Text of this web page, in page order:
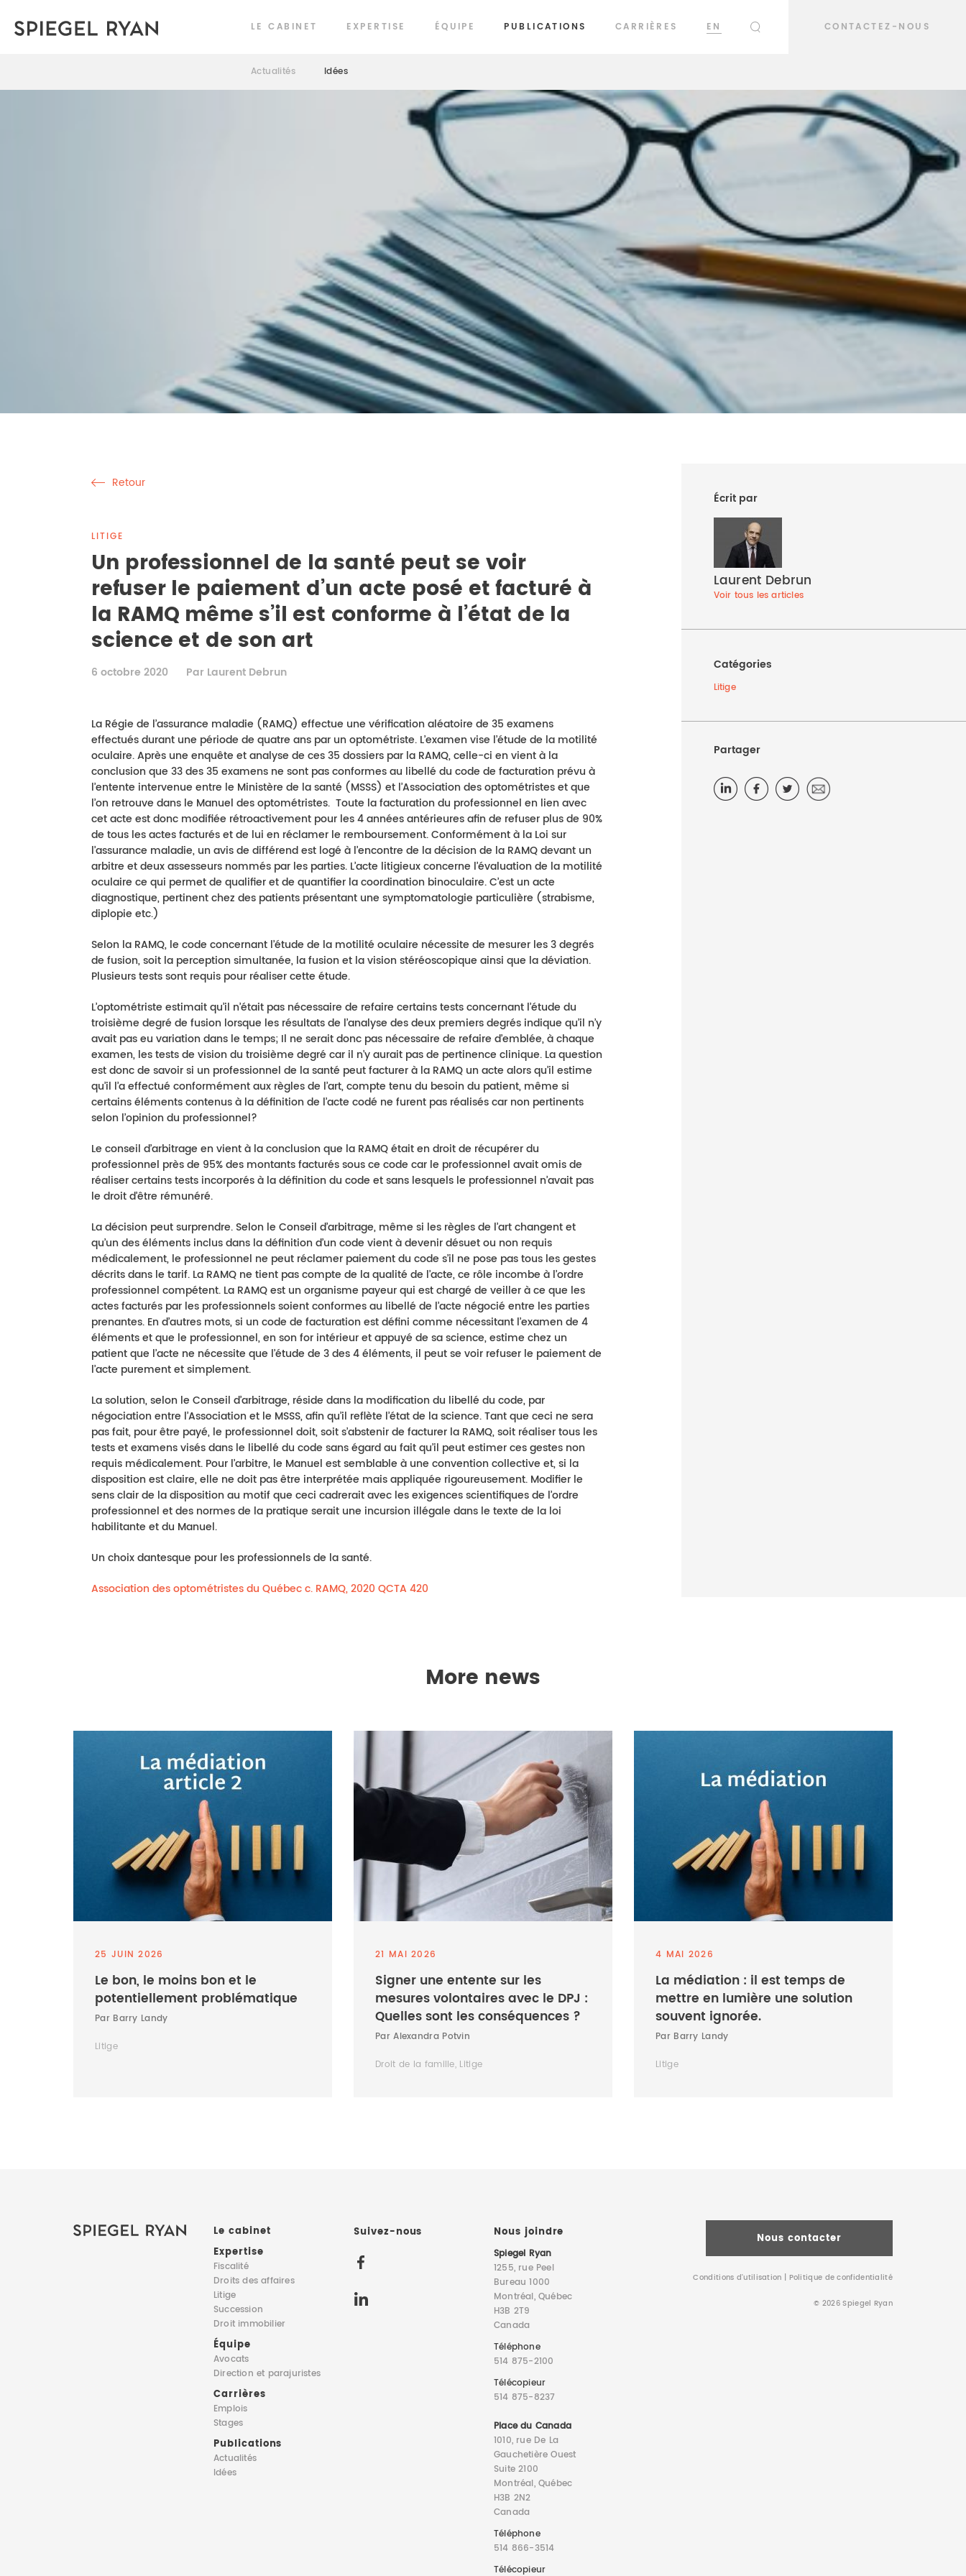
LE CABINET EXPERTISE ÉQUIPE PUBLICATIONS CARRIÈRES
EN
CONTACTEZ-NOUS
Actualités Idées
Écrit par
Laurent Debrun
Voir tous les articles
Catégories
Litige
Partager
Retour
LITIGE
Un professionnel de la santé peut se voir
refuser le paiement d’un acte posé et facturé à
la RAMQ même s’il est conforme à l’état de la
science et de son art
6 octobre 2020 Par Laurent Debrun
La Régie de l’assurance maladie (RAMQ) effectue une vérification aléatoire de 35 examens
effectués durant une période de quatre ans par un optométriste. L’examen vise l’étude de la motilité
oculaire. Après une enquête et analyse de ces 35 dossiers par la RAMQ, celle-ci en vient à la
conclusion que 33 des 35 examens ne sont pas conformes au libellé du code de facturation prévu à
l’entente intervenue entre le Ministère de la santé (MSSS) et l’Association des optométristes et que
l’on retrouve dans le Manuel des optométristes. Toute la facturation du professionnel en lien avec
cet acte est donc modifiée rétroactivement pour les 4 années antérieures afin de refuser plus de 90%
de tous les actes facturés et de lui en réclamer le remboursement. Conformément à la Loi sur
l’assurance maladie, un avis de différend est logé à l’encontre de la décision de la RAMQ devant un
arbitre et deux assesseurs nommés par les parties. L’acte litigieux concerne l’évaluation de la motilité
oculaire ce qui permet de qualifier et de quantifier la coordination binoculaire. C’est un acte
diagnostique, pertinent chez des patients présentant une symptomatologie particulière (strabisme,
diplopie etc.)
Selon la RAMQ, le code concernant l’étude de la motilité oculaire nécessite de mesurer les 3 degrés
de fusion, soit la perception simultanée, la fusion et la vision stéréoscopique ainsi que la déviation.
Plusieurs tests sont requis pour réaliser cette étude.
L’optométriste estimait qu’il n’était pas nécessaire de refaire certains tests concernant l’étude du
troisième degré de fusion lorsque les résultats de l’analyse des deux premiers degrés indique qu’il n’y
avait pas eu variation dans le temps; Il ne serait donc pas nécessaire de refaire d’emblée, à chaque
examen, les tests de vision du troisième degré car il n’y aurait pas de pertinence clinique. La question
est donc de savoir si un professionnel de la santé peut facturer à la RAMQ un acte alors qu’il estime
qu’il l’a effectué conformément aux règles de l’art, compte tenu du besoin du patient, même si
certains éléments contenus à la définition de l’acte codé ne furent pas réalisés car non pertinents
selon l’opinion du professionnel?
Le conseil d’arbitrage en vient à la conclusion que la RAMQ était en droit de récupérer du
professionnel près de 95% des montants facturés sous ce code car le professionnel avait omis de
réaliser certains tests incorporés à la définition du code et sans lesquels le professionnel n’avait pas
le droit d’être rémunéré.
La décision peut surprendre. Selon le Conseil d’arbitrage, même si les règles de l’art changent et
qu’un des éléments inclus dans la définition d’un code vient à devenir désuet ou non requis
médicalement, le professionnel ne peut réclamer paiement du code s’il ne pose pas tous les gestes
décrits dans le tarif. La RAMQ ne tient pas compte de la qualité de l’acte, ce rôle incombe à l’ordre
professionnel compétent. La RAMQ est un organisme payeur qui est chargé de veiller à ce que les
actes facturés par les professionnels soient conformes au libellé de l’acte négocié entre les parties
prenantes. En d’autres mots, si un code de facturation est défini comme nécessitant l’examen de 4
éléments et que le professionnel, en son for intérieur et appuyé de sa science, estime chez un
patient que l’acte ne nécessite que l’étude de 3 des 4 éléments, il peut se voir refuser le paiement de
l’acte purement et simplement.
La solution, selon le Conseil d’arbitrage, réside dans la modification du libellé du code, par
négociation entre l’Association et le MSSS, afin qu’il reflète l’état de la science. Tant que ceci ne sera
pas fait, pour être payé, le professionnel doit, soit s’abstenir de facturer la RAMQ, soit réaliser tous les
tests et examens visés dans le libellé du code sans égard au fait qu’il peut estimer ces gestes non
requis médicalement. Pour l’arbitre, le Manuel est semblable à une convention collective et, si la
disposition est claire, elle ne doit pas être interprétée mais appliquée rigoureusement. Modifier le
sens clair de la disposition au motif que ceci cadrerait avec les exigences scientifiques de l’ordre
professionnel et des normes de la pratique serait une incursion illégale dans le texte de la loi
habilitante et du Manuel.
Un choix dantesque pour les professionnels de la santé.
Association des optométristes du Québec c. RAMQ, 2020 QCTA 420
More news
25 JUIN 2026
Le bon, le moins bon et le
potentiellement problématique
Par Barry Landy
Litige
21 MAI 2026
Signer une entente sur les
mesures volontaires avec le DPJ :
Quelles sont les conséquences ?
Par Alexandra Potvin
Droit de la famille, Litige
4 MAI 2026
La médiation : il est temps de
mettre en lumière une solution
souvent ignorée.
Par Barry Landy
Litige
Le cabinet
Expertise
Fiscalité
Droits des affaires
Litige
Succession
Droit immobilier
Équipe
Avocats
Directionet parajuristes
Carrières
Emplois
Stages
Publications
Actualités
Idées
Suivez-nous Nous joindre
Spiegel Ryan
1255, rue Peel
Bureau 1000
Montréal, Québec
H3B 2T9
Canada
Téléphone
514 875-2100
Télécopieur
514 875-8237
Place du Canada
1010, rue De La
Gauchetière Ouest
Suite 2100
Montréal, Québec
H3B 2N2
Canada
Téléphone
514 866-3514
Télécopieur
Nous contacter
Conditions d’utilisation Politique de confidentialité
© 2026 Spiegel Ryan